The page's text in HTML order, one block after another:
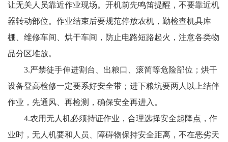
让无关人员靠近作业现场。开机前先鸣笛提醒，不要靠近机
器转动部位。作业结束后要规范停放农机，勤检查机具库
棚、维修车间、烘干车间，防止电路短路起火，注意各类物
品分区堆放。
3.严禁徒手伸进割台、出粮口、滚简等危险部位；烘干
设备登高检修一定要系好安全带；进下粮坑要两人以上结伴
作业，先通风、再检测，确保安全再进入。
4.农用无人机必须持证作业，合理选择安全起降点，作
业时，无人机要和人员、障碍物保持安全距离，不在恶劣天